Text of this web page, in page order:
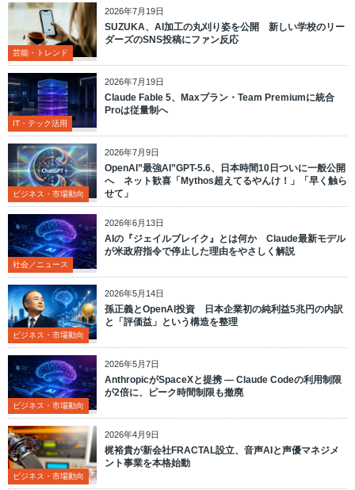
2026年7月19日
芸能・トレンド
SUZUKA、AI加工の丸刈り姿を公開 新しい学校のリー
ダーズのSNS投稿にファン反応
2026年7月19日
IT・テック活用
Claude Fable 5、Maxプラン・Team Premiumに統合
Proは従量制へ
2026年7月9日
ビジネス・市場動向
OpenAI”最強AI”GPT-5.6、日本時間10日ついに一般公開
へ ネット歓喜「Mythos超えてるやんけ！」「早く触ら
せて」
2026年6月13日
社会／ニュース
AIの『ジェイルブレイク』とは何か Claude最新モデル
が米政府指令で停止した理由をやさしく解説
2026年5月14日
ビジネス・市場動向
孫正義とOpenAI投資 日本企業初の純利益5兆円の内訳
と「評価益」という構造を整理
2026年5月7日
ビジネス・市場動向
AnthropicがSpaceXと提携 ― Claude Codeの利用制限
が2倍に、ピーク時間制限も撤廃
2026年4月9日
ビジネス・市場動向
梶裕貴が新会社FRACTAL設立、音声AIと声優マネジメ
ント事業を本格始動